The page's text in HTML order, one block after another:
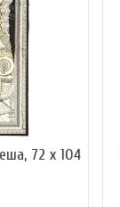
72 х 104